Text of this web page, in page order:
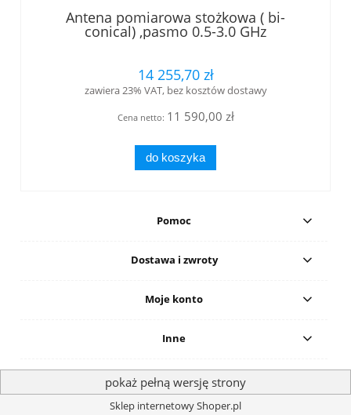
Antena pomiarowa stożkowa ( bi-
conical) ,pasmo 0.5-3.0 GHz
14 255,70 zł
zawiera 23% VAT, bez kosztów dostawy
Cena netto: 11 590,00 zł
do koszyka
Pomoc
Dostawa i zwroty
Moje konto
Inne
pokaż pełną wersję strony
Sklep internetowy Shoper.pl